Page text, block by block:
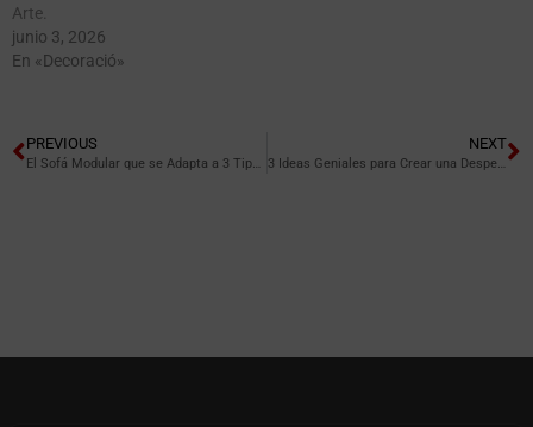
Arte.
junio 3, 2026
En «Decoració»
PREVIOUS
El Sofá Modular que se Adapta a 3 Tipos de Invitados Diferentes.
NEXT
3 Ideas Geniales para Crear una Despensa Visible y Estilosa.